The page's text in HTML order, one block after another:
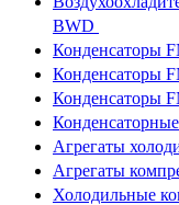
BWD
Конденсаторы
Конденсаторы
Конденсаторы
Агрегаты
Агрегаты
Холодильные